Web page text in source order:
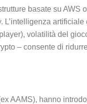
basate su AWS
artificiale
volatilità del
– consente di
AAMS), hanno